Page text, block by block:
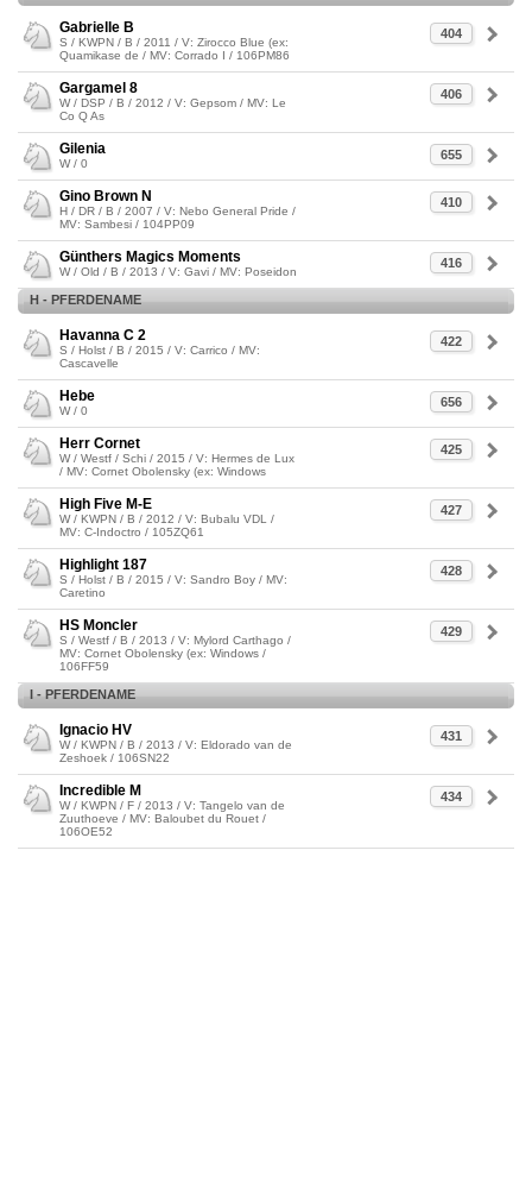
404
Gabrielle B
S / KWPN / B / 2011 / V: Zirocco Blue (ex:
Quamikase de / MV: Corrado I / 106PM86
406
Gargamel 8
W / DSP / B / 2012 / V: Gepsom / MV: Le
Co Q As
655
Gilenia
W / 0
410
Gino Brown N
H / DR / B / 2007 / V: Nebo General Pride /
MV: Sambesi / 104PP09
416
Günthers Magics Moments
W / Old / B / 2013 / V: Gavi / MV: Poseidon
H - PFERDENAME
422
Havanna C 2
S / Holst / B / 2015 / V: Carrico / MV:
Cascavelle
656
Hebe
W / 0
425
Herr Cornet
W / Westf / Schi / 2015 / V: Hermes de Lux
/ MV: Cornet Obolensky (ex: Windows
427
High Five M-E
W / KWPN / B / 2012 / V: Bubalu VDL /
MV: C-Indoctro / 105ZQ61
428
Highlight 187
S / Holst / B / 2015 / V: Sandro Boy / MV:
Caretino
429
HS Moncler
S / Westf / B / 2013 / V: Mylord Carthago /
MV: Cornet Obolensky (ex: Windows /
106FF59
I - PFERDENAME
431
Ignacio HV
W / KWPN / B / 2013 / V: Eldorado van de
Zeshoek / 106SN22
434
Incredible M
W / KWPN / F / 2013 / V: Tangelo van de
Zuuthoeve / MV: Baloubet du Rouet /
106OE52